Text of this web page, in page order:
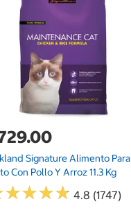
Signature Alimento Para
Con Pollo Y Arroz 11.3 Kg
★★★★
★★★★ 4.8 (1747)